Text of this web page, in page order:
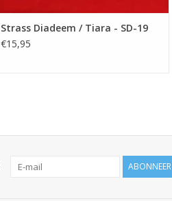
Strass Diadeem / Tiara - SD-19
€15,95
ABONNEER